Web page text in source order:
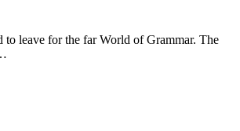
to leave for the far World of Grammar. The